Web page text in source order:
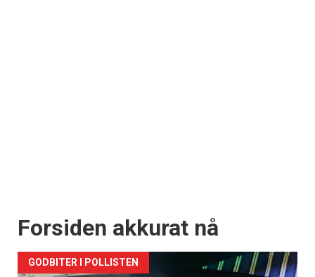
Forsiden akkurat nå
GODBITER I POLLISTEN